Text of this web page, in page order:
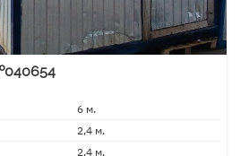
6 м.
2,4 м.
2,4 м.